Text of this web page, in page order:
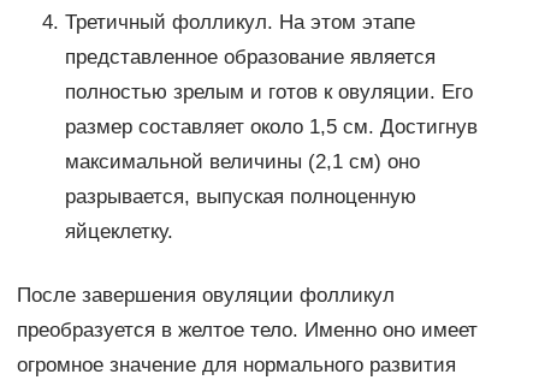
Третичный фолликул. На этом этапе
представленное образование является
полностью зрелым и готов к овуляции. Его
размер составляет около 1,5 см. Достигнув
максимальной величины (2,1 см) оно
разрывается, выпуская полноценную
яйцеклетку.
После завершения овуляции фолликул
преобразуется в желтое тело. Именно оно имеет
огромное значение для нормального развития